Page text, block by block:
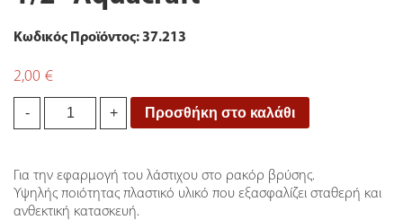
Κωδικός Προϊόντος: 37.213
2,00 €
-
Ταχυσύνδεσμος
quantity
+ Προσθήκη στο καλάθι
Για την εφαρμογή του λάστιχου στο ρακόρ βρύσης.
Υψηλής ποιότητας πλαστικό υλικό που εξασφαλίζει σταθερή και
ανθεκτική κατασκευή.